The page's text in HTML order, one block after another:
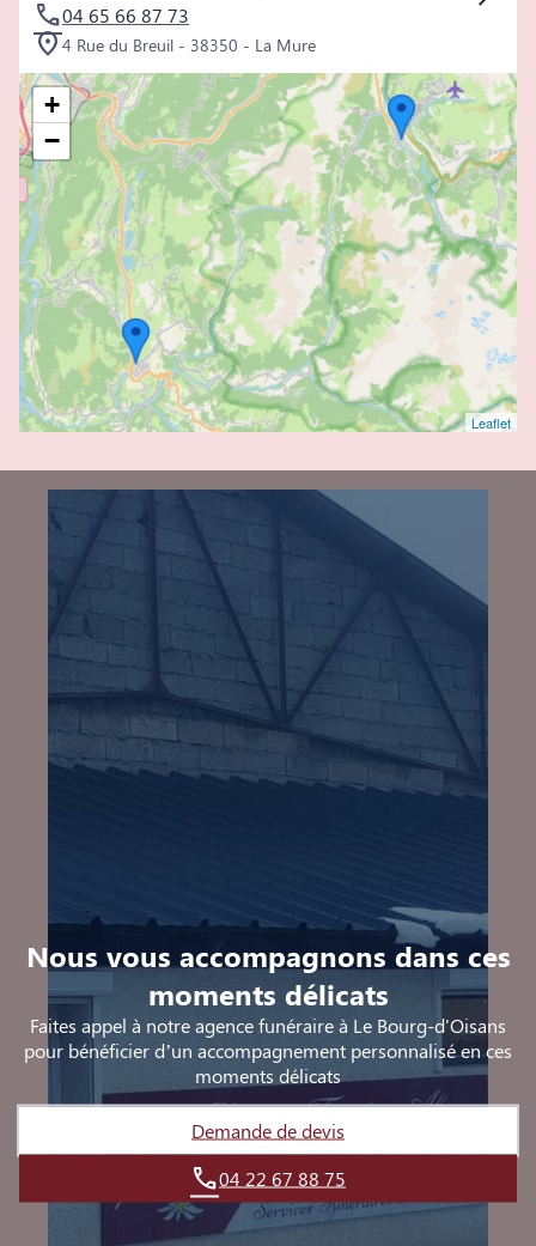
04 65 66 87 73
4 Rue du Breuil - 38350 - La Mure
+
−
Leaflet
Nous vous accompagnons dans ces
moments délicats
Faites appel à notre agence funéraire à Le Bourg-d'Oisans
pour bénéficier d’un accompagnement personnalisé en ces
moments délicats
Demande de devis
04 22 67 88 75